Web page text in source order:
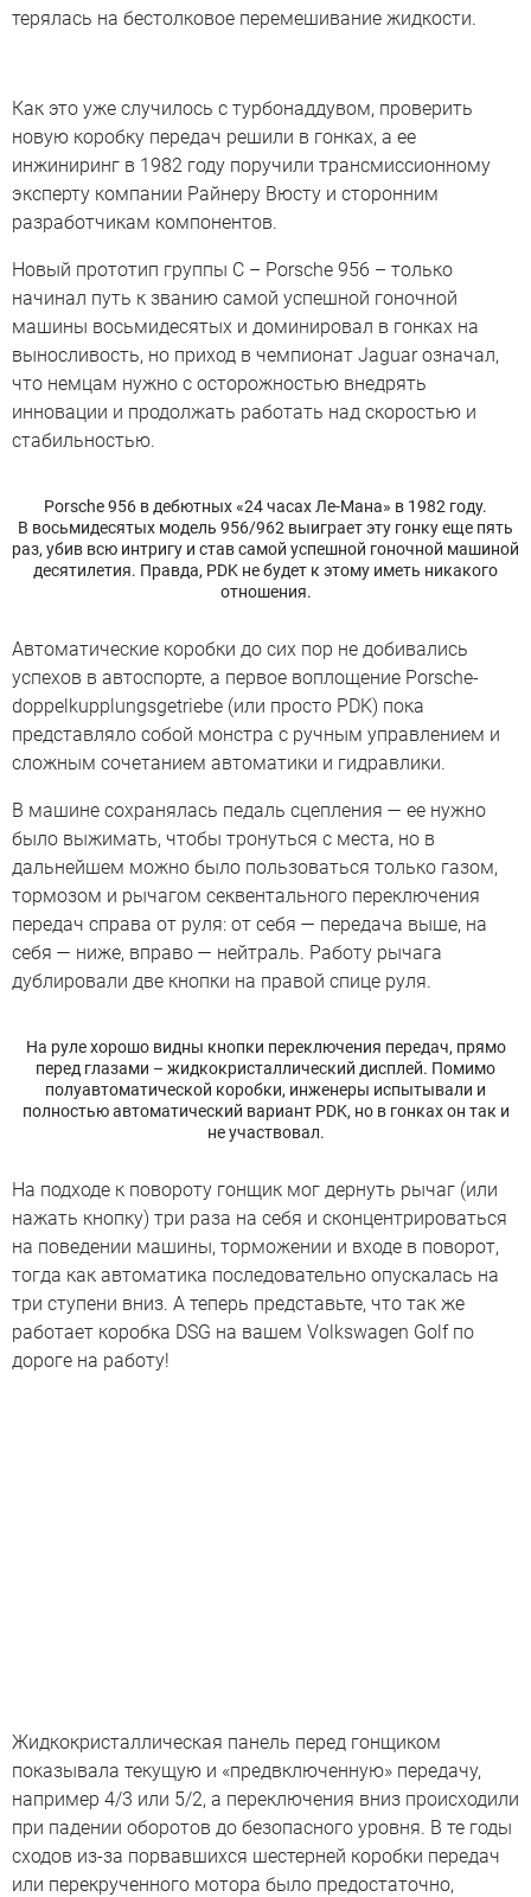
терялась на бестолковое перемешивание жидкости.
Как это уже случилось с турбонаддувом, проверить
новую коробку передач решили в гонках, а ее
инжиниринг в 1982 году поручили трансмиссионному
эксперту компании Райнеру Вюсту и сторонним
разработчикам компонентов.
Новый прототип группы C – Porsche 956 – только
начинал путь к званию самой успешной гоночной
машины восьмидесятых и доминировал в гонках на
выносливость, но приход в чемпионат Jaguar означал,
что немцам нужно с осторожностью внедрять
инновации и продолжать работать над скоростью и
стабильностью.
Porsche 956 в дебютных «24 часах Ле-Мана» в 1982 году.
В восьмидесятых модель 956/962 выиграет эту гонку еще пять
раз, убив всю интригу и став самой успешной гоночной машиной
десятилетия. Правда, PDK не будет к этому иметь никакого
отношения.
Автоматические коробки до сих пор не добивались
успехов в автоспорте, а первое воплощение Porsche-
doppelkupplungsgetriebe (или просто PDK) пока
представляло собой монстра с ручным управлением и
сложным сочетанием автоматики и гидравлики.
В машине сохранялась педаль сцепления — ее нужно
было выжимать, чтобы тронуться с места, но в
дальнейшем можно было пользоваться только газом,
тормозом и рычагом секвентального переключения
передач справа от руля: от себя — передача выше, на
себя — ниже, вправо — нейтраль. Работу рычага
дублировали две кнопки на правой спице руля.
На руле хорошо видны кнопки переключения передач, прямо
перед глазами – жидкокристаллический дисплей. Помимо
полуавтоматической коробки, инженеры испытывали и
полностью автоматический вариант PDK, но в гонках он так и
не участвовал.
На подходе к повороту гонщик мог дернуть рычаг (или
нажать кнопку) три раза на себя и сконцентрироваться
на поведении машины, торможении и входе в поворот,
тогда как автоматика последовательно опускалась на
три ступени вниз. А теперь представьте, что так же
работает коробка DSG на вашем Volkswagen Golf по
дороге на работу!
Жидкокристаллическая панель перед гонщиком
показывала текущую и «предвключенную» передачу,
например 4/3 или 5/2, а переключения вниз происходили
при падении оборотов до безопасного уровня. В те годы
сходов из-за порвавшихся шестерней коробки передач
или перекрученного мотора было предостаточно,